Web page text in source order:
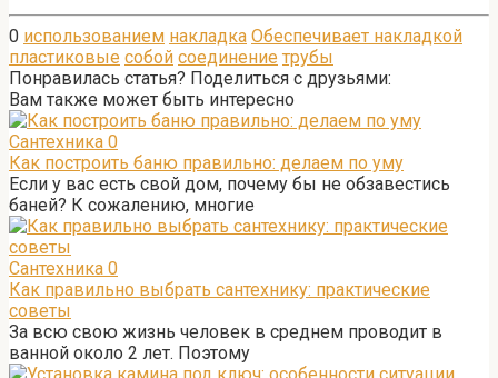
0 использованием накладка Обеспечивает накладкой
пластиковые собой соединение трубы
Понравилась статья? Поделиться с друзьями:
Вам также может быть интересно
Сантехника 0
Как построить баню правильно: делаем по уму
Если у вас есть свой дом, почему бы не обзавестись
баней? К сожалению, многие
Сантехника 0
Как правильно выбрать сантехнику: практические
советы
За всю свою жизнь человек в среднем проводит в
ванной около 2 лет. Поэтому